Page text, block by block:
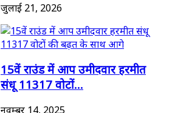
जुलाई 21, 2026
15वें राउंड में आप उमीदवार हरमीत
संधू 11317 वोटों...
नवम्बर 14, 2025